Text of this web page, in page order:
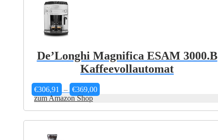
De’Longhi Magnifica ESAM 3000.B
Kaffeevollautomat
€306,91 – €369,00
€306,91
zum Amazon Shop